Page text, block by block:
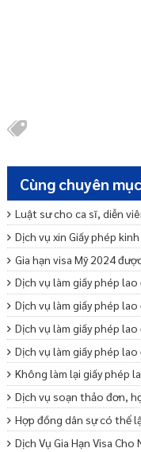
Cùng chuyên mục
Luật sư cho ca sĩ, diễn
Dịch vụ xin Giấy phép
Gia hạn visa Mỹ 2024
Dịch vụ làm giấy phép
Dịch vụ làm giấy phép
Dịch vụ làm giấy phép
Dịch vụ làm giấy phép
Không làm lại giấy phép
Dịch vụ soạn thảo đơn,
Hợp đồng dân sự có thể
Dịch Vụ Gia Hạn Visa